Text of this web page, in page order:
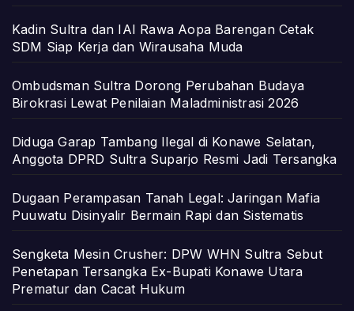
Kadin Sultra dan IAI Rawa Aopa Barengan Cetak
SDM Siap Kerja dan Wirausaha Muda
Ombudsman Sultra Dorong Perubahan Budaya
Birokrasi Lewat Penilaian Maladministrasi 2026
Diduga Garap Tambang Ilegal di Konawe Selatan,
Anggota DPRD Sultra Suparjo Resmi Jadi Tersangka
Dugaan Perampasan Tanah Legal: Jaringan Mafia
Puuwatu Disinyalir Bermain Rapi dan Sistematis
Sengketa Mesin Crusher: DPW WHN Sultra Sebut
Penetapan Tersangka Ex-Bupati Konawe Utara
Prematur dan Cacat Hukum